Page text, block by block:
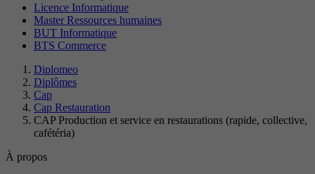
Licence Informatique
Master Ressources humaines
BUT Informatique
BTS Commerce
Diplomeo
Diplômes
Cap
Cap Restauration
CAP Production et service en restaurations (rapide, collective,
cafétéria)
À propos